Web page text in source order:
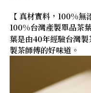
【 真材實料，100%無
100%台灣產製單品茶
葉是由40年經驗台灣
製茶師傅的好味道。